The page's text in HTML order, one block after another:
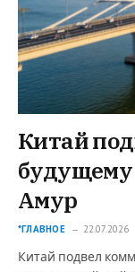
Китай
будущему
Амур
*ГЛАВНОЕ 22.07.2026
Китай подвел